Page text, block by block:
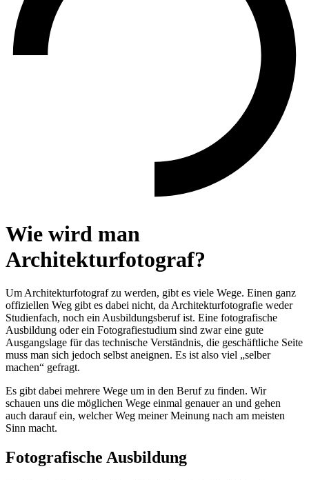
Wie wird man
Architekturfotograf?
Um Architekturfotograf zu werden, gibt es viele Wege. Einen ganz
offiziellen Weg gibt es dabei nicht, da Architekturfotografie weder
Studienfach, noch ein Ausbildungsberuf ist. Eine fotografische
Ausbildung oder ein Fotografiestudium sind zwar eine gute
Ausgangslage für das technische Verständnis, die geschäftliche Seite
muss man sich jedoch selbst aneignen. Es ist also viel „selber
machen“ gefragt.
Es gibt dabei mehrere Wege um in den Beruf zu finden. Wir
schauen uns die möglichen Wege einmal genauer an und gehen
auch darauf ein, welcher Weg meiner Meinung nach am meisten
Sinn macht.
Fotografische Ausbildung